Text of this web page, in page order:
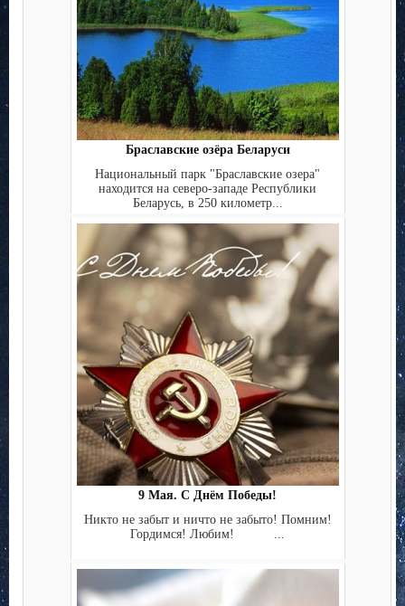
Браславские озёра Беларуси
Национальный парк "Браславские озера"
находится на северо-западе Республики
Беларусь, в 250 километр...
9 Мая. С Днём Победы!
Никто не забыт и ничто не забыто! Помним!
Гордимся! Любим! ...